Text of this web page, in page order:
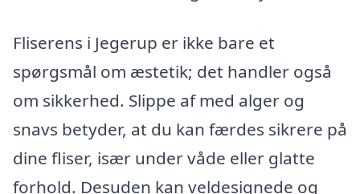
Fliserens i Jegerup er ikke bare et
spørgsmål om æstetik; det handler også
om sikkerhed. Slippe af med alger og
snavs betyder, at du kan færdes sikrere på
dine fliser, især under våde eller glatte
forhold. Desuden kan veldesignede og